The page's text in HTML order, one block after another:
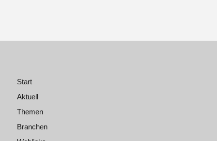
Start
Aktuell
Themen
Branchen